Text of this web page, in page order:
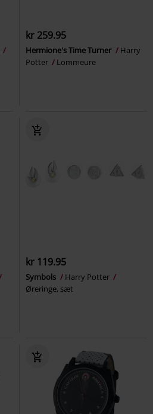
kr 259.95
Hermione's Time Turner
Harry
Potter
Lommeure
kr 119.95
Symbols
Harry Potter
Øreringe, sæt